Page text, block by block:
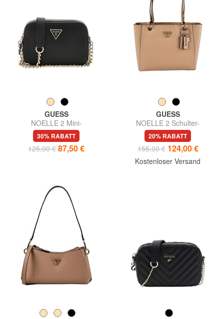
GUESS
NOELLE 2 Mini-
Schulterkameratasche
30% RABATT
125,00 € 87,50 €
GUESS
NOELLE 2 Schulter-
Einkaufstasche
20% RABATT
155,00 € 124,00 €
Kostenloser Versand